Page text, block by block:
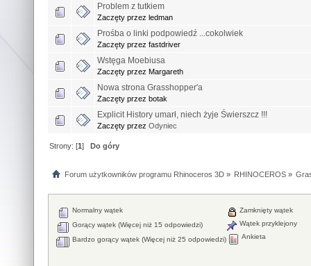
Problem z tutkiem
Zaczęty przez ledman
Prośba o linki podpowiedź ...cokolwiek
Zaczęty przez fastdriver
Wstęga Moebiusa
Zaczęty przez Margareth
Nowa strona Grasshopper'a
Zaczęty przez botak
Explicit History umarł, niech żyje Świerszcz !!!
Zaczęty przez Odyniec
Strony: [1]Do góry
Forum użytkowników programu Rhinoceros 3D» RHINOCEROS»
Normalny wątek
Gorący wątek (Więcej niż 15 odpowiedzi)
Bardzo gorący wątek (Więcej niż 25 odpowiedzi)
Zamknięty wątek
Wątek przyklejony
Ankieta